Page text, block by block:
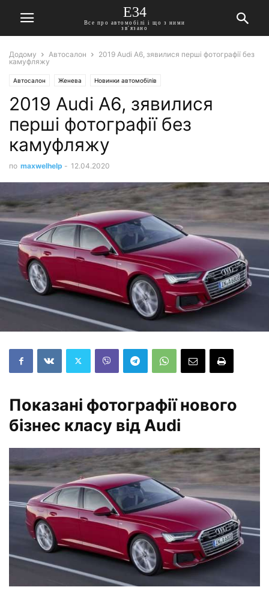
E34
Все про автомобілі і що з ними
зв'язано
Додому Автосалон
2019 Audi A6, зявилися перші фотографії без
камуфляжу
Автосалон Женева Новинки автомобілів
2019 Audi A6, зявилися
перші фотографії без
камуфляжу
по maxwelhelp - 12.04.2020
Показані фотографії нового
бізнес класу від Audi